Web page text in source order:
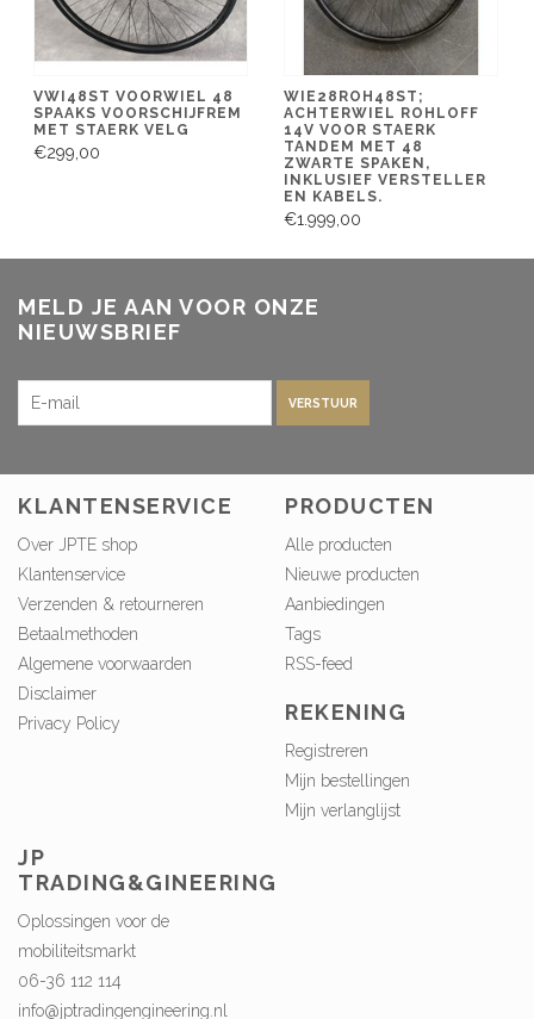
VWI48ST VOORWIEL 48
SPAAKS VOORSCHIJFREM
MET STAERK VELG
€299,00
WIE28ROH48ST;
ACHTERWIEL ROHLOFF
14V VOOR STAERK
TANDEM MET 48
ZWARTE SPAKEN,
INKLUSIEF VERSTELLER
EN KABELS.
€1.999,00
MELD JE AAN VOOR ONZE
NIEUWSBRIEF
VERSTUUR
KLANTENSERVICE
Over JPTE shop
Klantenservice
Verzenden & retourneren
Betaalmethoden
Algemene voorwaarden
Disclaimer
Privacy Policy
PRODUCTEN
Alle producten
Nieuwe producten
Aanbiedingen
Tags
RSS-feed
REKENING
Registreren
Mijn bestellingen
Mijn verlanglijst
JP
TRADING&GINEERING
Oplossingen voor de
mobiliteitsmarkt
06-36 112 114
info@jptradingengineering.nl